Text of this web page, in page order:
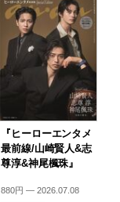
『ヒーローエンタメ
最前線/山崎賢人&志
尊淳&神尾楓珠』
880円 — 2026.07.08